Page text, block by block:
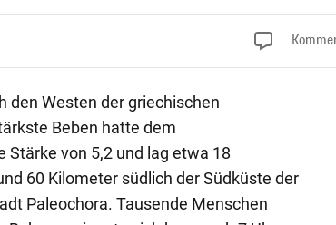
den Westen der griechischen
Beben hatte dem
von 5,2 und lag etwa 18
60 Kilometer südlich der Südküste der
Paleochora. Tausende Menschen